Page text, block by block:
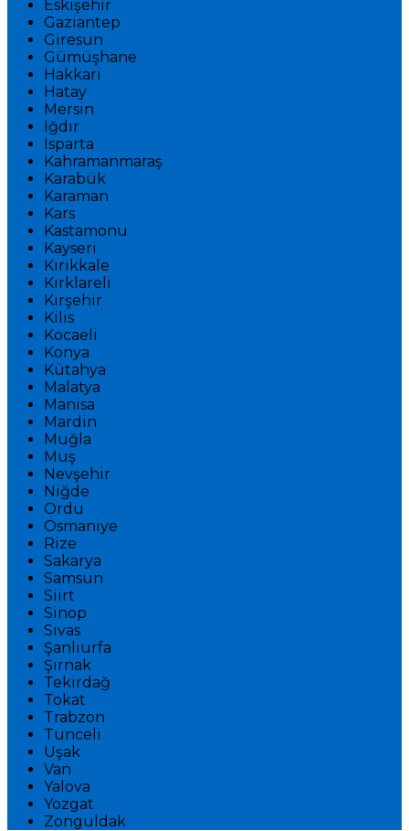
Eskişehir
Gaziantep
Giresun
Gümüşhane
Hakkari
Hatay
Mersin
Iğdır
Isparta
Kahramanmaraş
Karabük
Karaman
Kars
Kastamonu
Kayseri
Kırıkkale
Kırklareli
Kırşehir
Kilis
Kocaeli
Konya
Kütahya
Malatya
Manisa
Mardin
Muğla
Muş
Nevşehir
Niğde
Ordu
Osmaniye
Rize
Sakarya
Samsun
Siirt
Sinop
Sivas
Şanlıurfa
Şırnak
Tekirdağ
Tokat
Trabzon
Tunceli
Uşak
Van
Yalova
Yozgat
Zonguldak